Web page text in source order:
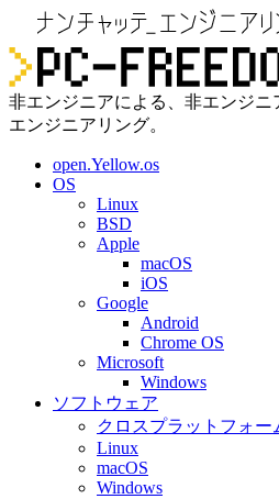
非エンジニアによる、非エンジ
エンジニアリング。
open.Yellow.os
OS
Linux
BSD
Apple
macOS
iOS
Google
Android
Chrome OS
Microsoft
Windows
ソフトウェア
クロスプラットフォー
Linux
macOS
Windows